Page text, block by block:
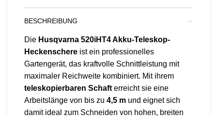
BESCHREIBUNG
Die Husqvarna 520iHT4 Akku-Teleskop-
Heckenschere ist ein professionelles
Gartengerät, das kraftvolle Schnittleistung mit
maximaler Reichweite kombiniert. Mit ihrem
teleskopierbaren Schaft erreicht sie eine
Arbeitslänge von bis zu 4,5 m und eignet sich
damit ideal zum Schneiden von hohen, breiten